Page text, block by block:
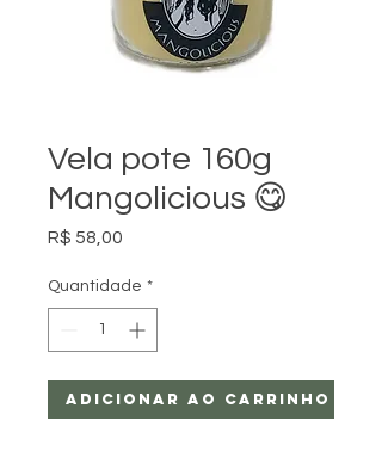
Vela pote 160g
Mangolicious 😋
R$ 58,00
Quantidade *
Adicionar ao carrinho